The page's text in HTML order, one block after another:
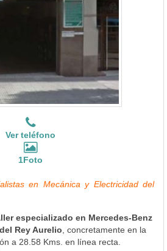
Ver teléfono
1Foto
en Mecánica y Electricidad del
especializado en Mercedes-Benz
Rey Aurelio , concretamente en la
a 28.58 Kms. en línea recta.